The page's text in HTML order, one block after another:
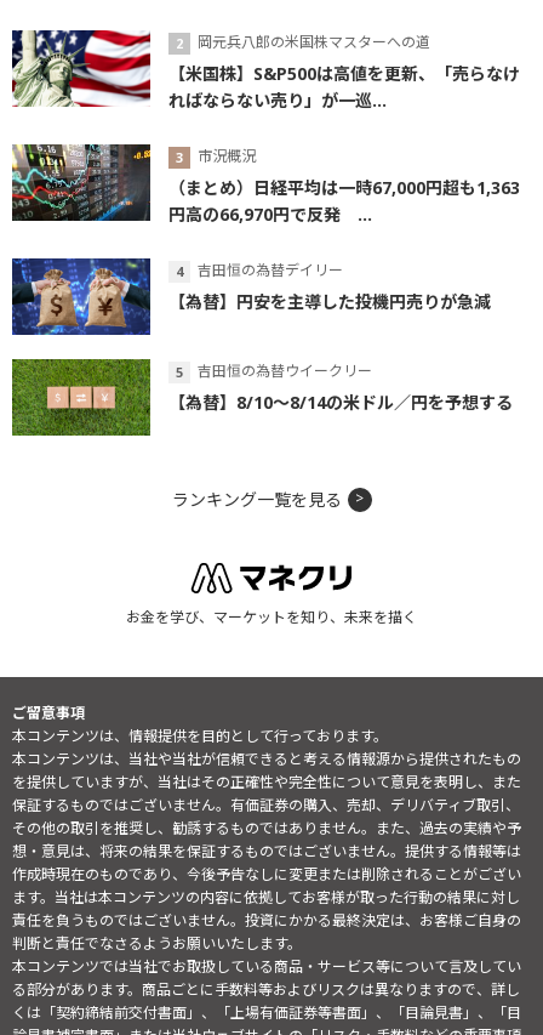
岡元兵八郎の米国株マスターへの道
【米国株】S&P500は高値を更新、「売らなけ
ればならない売り」が一巡...
市況概況
（まとめ）日経平均は一時67,000円超も1,363
円高の66,970円で反発 ...
吉田恒の為替デイリー
【為替】円安を主導した投機円売りが急減
吉田恒の為替ウイークリー
【為替】8/10～8/14の米ドル／円を予想する
ランキング一覧を見る
お金を学び、マーケットを知り、未来を描く
ご留意事項
本コンテンツは、情報提供を目的として行っております。
本コンテンツは、当社や当社が信頼できると考える情報源から提供されたもの
を提供していますが、当社はその正確性や完全性について意見を表明し、また
保証するものではございません。有価証券の購入、売却、デリバティブ取引、
その他の取引を推奨し、勧誘するものではありません。また、過去の実績や予
想・意見は、将来の結果を保証するものではございません。提供する情報等は
作成時現在のものであり、今後予告なしに変更または削除されることがござい
ます。当社は本コンテンツの内容に依拠してお客様が取った行動の結果に対し
責任を負うものではございません。投資にかかる最終決定は、お客様ご自身の
判断と責任でなさるようお願いいたします。
本コンテンツでは当社でお取扱している商品・サービス等について言及してい
る部分があります。商品ごとに手数料等およびリスクは異なりますので、詳し
くは「契約締結前交付書面」、「上場有価証券等書面」、「目論見書」、「目